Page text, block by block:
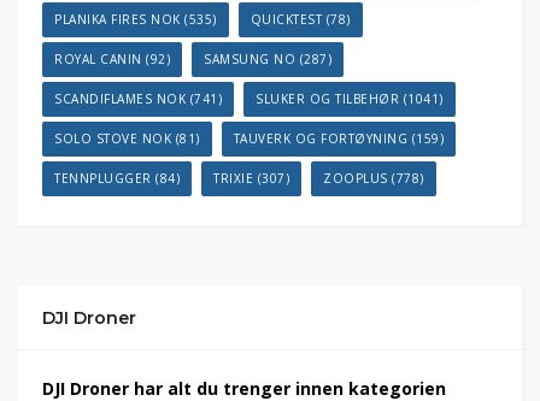
PLANIKA FIRES NOK (535) QUICKTEST(78)
ROYAL CANIN (92) SAMSUNG NO (287)
SCANDIFLAMES NOK (741) SLUKER OG TILBEHØR (1041)
SOLO STOVE NOK (81) TAUVERK OG FORTØYNING (159)
TENNPLUGGER (84) TRIXIE (307) ZOOPLUS (778)
DJI Droner
DJI Droner har alt du trenger innen kategorien